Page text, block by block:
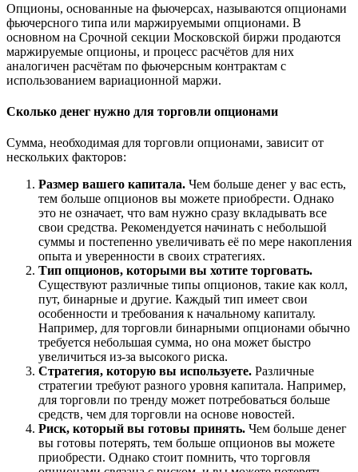
Опционы, основанные на фьючерсах, называются опционами
фьючерсного типа или маржируемыми опционами. В
основном на Срочной секции Московской биржи продаются
маржируемые опционы, и процесс расчётов для них
аналогичен расчётам по фьючерсным контрактам с
использованием вариационной маржи.
Сколько денег нужно для торговли опционами
Сумма, необходимая для торговли опционами, зависит от
нескольких факторов:
Размер вашего капитала. Чем больше денег у вас есть,
тем больше опционов вы можете приобрести. Однако
это не означает, что вам нужно сразу вкладывать все
свои средства. Рекомендуется начинать с небольшой
суммы и постепенно увеличивать её по мере накопления
опыта и уверенности в своих стратегиях.
Тип опционов, которыми вы хотите торговать.
Существуют различные типы опционов, такие как колл,
пут, бинарные и другие. Каждый тип имеет свои
особенности и требования к начальному капиталу.
Например, для торговли бинарными опционами обычно
требуется небольшая сумма, но она может быстро
увеличиться из-за высокого риска.
Стратегия, которую вы используете. Различные
стратегии требуют разного уровня капитала. Например,
для торговли по тренду может потребоваться больше
средств, чем для торговли на основе новостей.
Риск, который вы готовы принять. Чем больше денег
вы готовы потерять, тем больше опционов вы можете
приобрести. Однако стоит помнить, что торговля